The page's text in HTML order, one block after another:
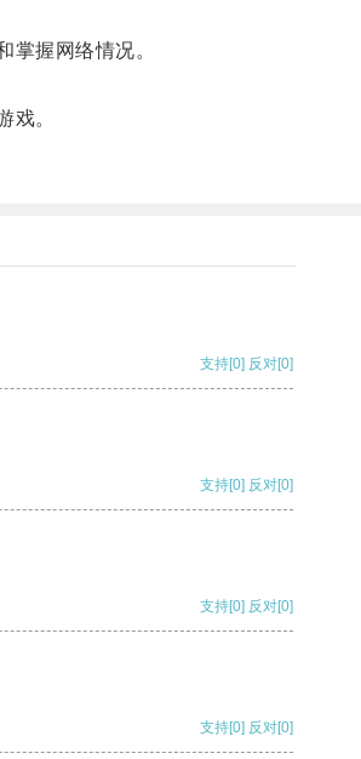
握网络情况。
戏。
支持[0] 反对[0]
支持[0] 反对[0]
支持[0] 反对[0]
支持[0] 反对[0]